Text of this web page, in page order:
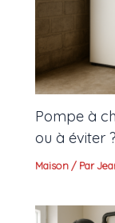
Pompe à
ou à éviter ?
Maison / Par